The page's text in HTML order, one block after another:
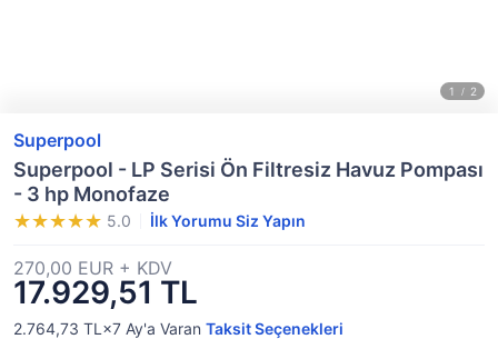
Superpool
Superpool - LP Serisi Ön Filtresiz Havuz Pompası
- 3 hp Monofaze
5.0 İlk Yorumu Siz Yapın
17.929,51 TL
270,00 EUR + KDV
2.764,73 TL×7 Ay'a Varan Taksit Seçenekleri